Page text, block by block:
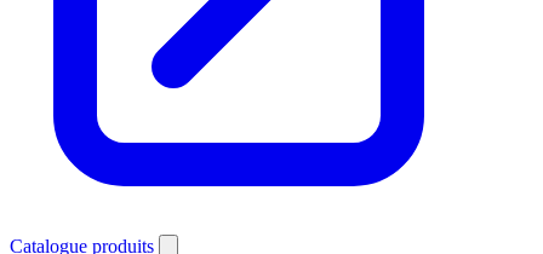
Catalogue produits